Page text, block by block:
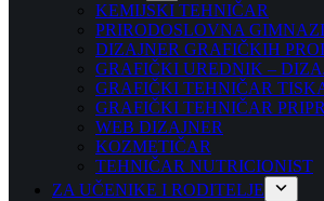
KEMIJSKI TEHNIČAR
PRIRODOSLOVNA
DIZAJNER GRAFIČKIH
GRAFIČKI UREDNIK –
GRAFIČKI TEHNIČAR
GRAFIČKI TEHNIČAR
WEB DIZAJNER
KOZMETIČAR
TEHNIČAR NUTRICIONIST
ZA UČENIKE I RODITELJE